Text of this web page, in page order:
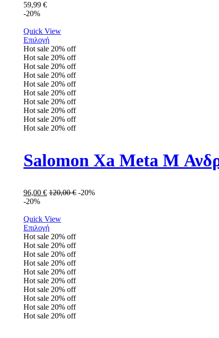
59,99 €
-20%
Quick View
Επιλογή
Hot sale 20% off
Hot sale 20% off
Hot sale 20% off
Hot sale 20% off
Hot sale 20% off
Hot sale 20% off
Hot sale 20% off
Hot sale 20% off
Hot sale 20% off
Hot sale 20% off
Salomon Xa Meta M
96,00 € 120,00€ -20%
-20%
Quick View
Επιλογή
Hot sale 20% off
Hot sale 20% off
Hot sale 20% off
Hot sale 20% off
Hot sale 20% off
Hot sale 20% off
Hot sale 20% off
Hot sale 20% off
Hot sale 20% off
Hot sale 20% off